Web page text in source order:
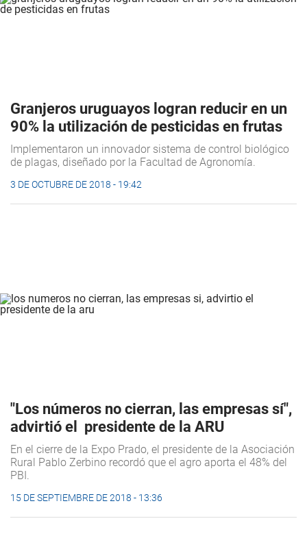
Granjeros uruguayos logran reducir en un
90% la utilización de pesticidas en frutas
Implementaron un innovador sistema de control biológico
de plagas, diseñado por la Facultad de Agronomía.
3 DE OCTUBRE DE 2018 - 19:42
"Los números no cierran, las empresas sí",
advirtió el presidente de la ARU
En el cierre de la Expo Prado, el presidente de la Asociación
Rural Pablo Zerbino recordó que el agro aporta el 48% del
PBI.
15 DE SEPTIEMBRE DE 2018 - 13:36